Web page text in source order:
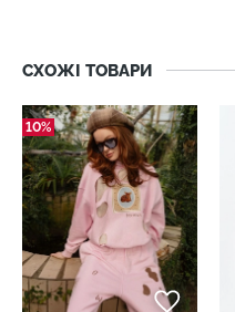
СХОЖІ ТОВАРИ
10%